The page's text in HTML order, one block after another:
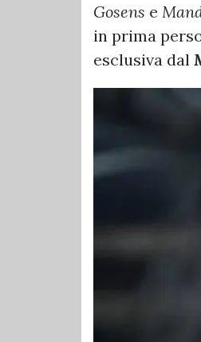
Gosens e
in prima
esclusiva dal